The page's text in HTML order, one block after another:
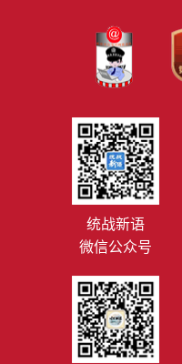
统战新语
微信公众号